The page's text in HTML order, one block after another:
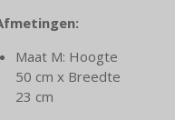
Maat M: Hoogte
50 cm x Breedte
23 cm